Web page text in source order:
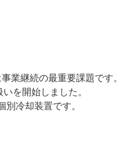
事業継続の最重要課題です
を開始しました。
冷却装置です。